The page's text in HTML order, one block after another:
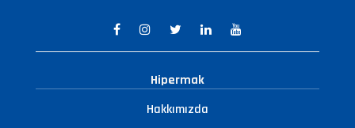
Hipermak
Hakkımızda